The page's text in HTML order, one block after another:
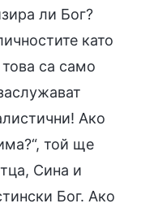
ли Бог?
като
са само
Ако
той ще
Сина и
Бог. Ако